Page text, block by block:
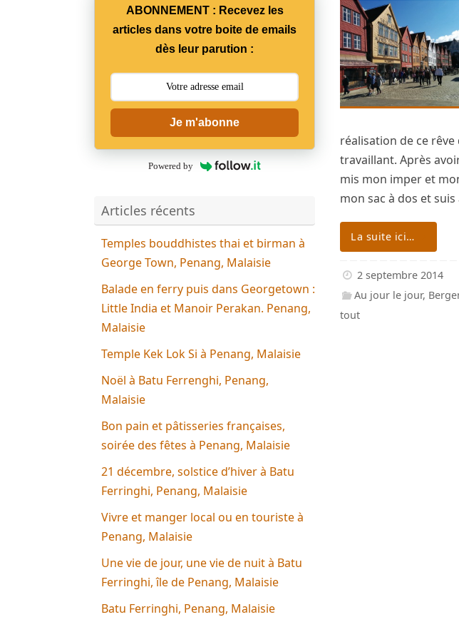
réalisation de ce
travaillant. Après
mis mon imper et
mon sac à dos et
La suite ici…
2 septembre 2014
Au jour le jour,
tout
ABONNEMENT : Recevez les
articles dans votre boite de emails
dès leur parution :
Je m'abonne
Powered by
Articles récents
Temples bouddhistes thai et birman à
George Town, Penang, Malaisie
Balade en ferry puis dans Georgetown :
Little India et Manoir Perakan. Penang,
Malaisie
Temple Kek Lok Si à Penang, Malaisie
Noël à Batu Ferrenghi, Penang,
Malaisie
Bon pain et pâtisseries françaises,
soirée des fêtes à Penang, Malaisie
21 décembre, solstice d’hiver à Batu
Ferringhi, Penang, Malaisie
Vivre et manger local ou en touriste à
Penang, Malaisie
Une vie de jour, une vie de nuit à Batu
Ferringhi, île de Penang, Malaisie
Batu Ferringhi, Penang, Malaisie